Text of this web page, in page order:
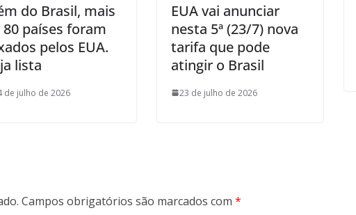
do Brasil, mais
80 países foram
pelos EUA.
lista
de julho de 2026
EUA vai anunciar
nesta 5ª (23/7) nova
tarifa que pode
atingir o Brasil
23 de julho de 2026
Campos obrigatórios são marcados com *